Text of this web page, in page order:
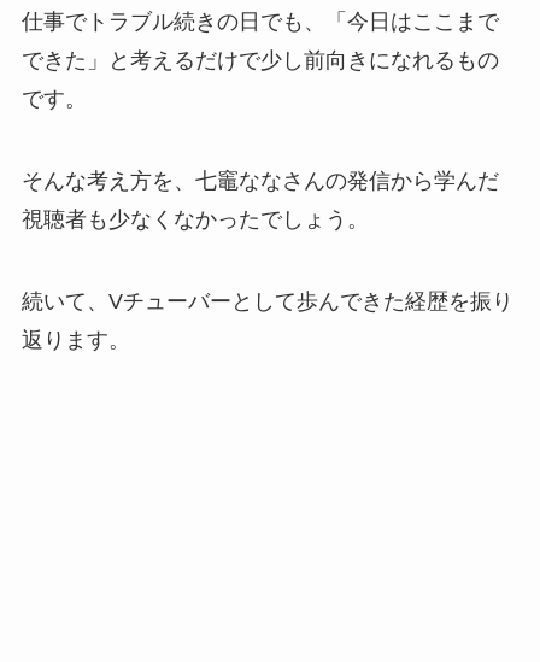
仕事でトラブル続きの日でも、「今日はここまで
できた」と考えるだけで少し前向きになれるもの
です。
そんな考え方を、七竈ななさんの発信から学んだ
視聴者も少なくなかったでしょう。
続いて、Vチューバーとして歩んできた経歴を振り
返ります。